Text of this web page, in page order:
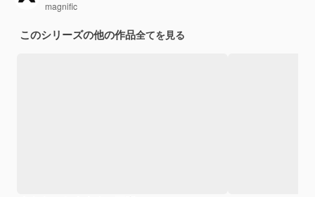
magnific
このシリーズの他の作品全てを見る